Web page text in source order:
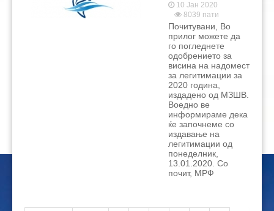
легитимации за
2020 година
10 Јан 2020
8039 пати
Почитувани, Во
прилог можете да
го погледнете
одобрението за
висина на надомест
за легитимации за
2020 година,
издадено од МЗШВ.
Воедно ве
информираме дека
ќе започнеме со
издавање на
легитимации од
понеделник,
13.01.2020. Со
почит, МРФ